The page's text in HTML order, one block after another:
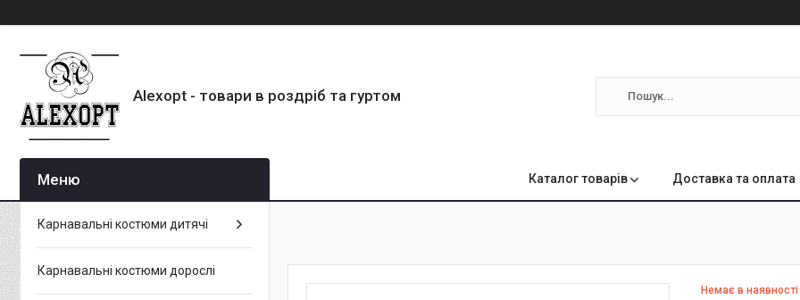
Alexopt - товари в роздріб та гуртом
Каталог товарів Доставка та оплата
Немає в наявності
Карнавальні костюми дитячі
Карнавальні костюми дорослі